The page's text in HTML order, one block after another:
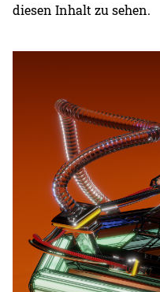
diesen Inhalt zu sehen.